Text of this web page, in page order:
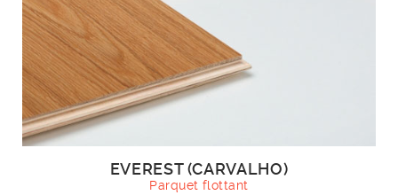
EVEREST (CARVALHO)
Parquet flottant